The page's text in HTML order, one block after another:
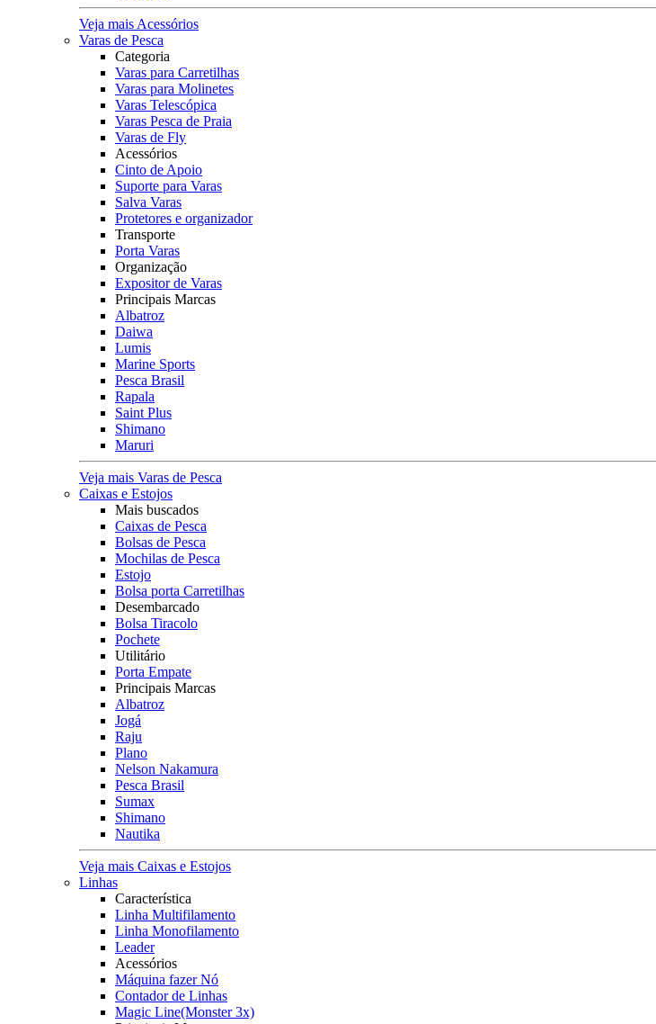
Veja mais Acessórios
Varas de Pesca
Categoria
Varas para Carretilhas
Varas para Molinetes
Varas Telescópica
Varas Pesca de Praia
Varas de Fly
Acessórios
Cinto de Apoio
Suporte para Varas
Salva Varas
Protetores e organizador
Transporte
Porta Varas
Organização
Expositor de Varas
Principais Marcas
Albatroz
Daiwa
Lumis
Marine Sports
Pesca Brasil
Rapala
Saint Plus
Shimano
Maruri
Veja mais Varas de Pesca
Caixas e Estojos
Mais buscados
Caixas de Pesca
Bolsas de Pesca
Mochilas de Pesca
Estojo
Bolsa porta Carretilhas
Desembarcado
Bolsa Tiracolo
Pochete
Utilitário
Porta Empate
Principais Marcas
Albatroz
Jogá
Raju
Plano
Nelson Nakamura
Pesca Brasil
Sumax
Shimano
Nautika
Veja mais Caixas e Estojos
Linhas
Característica
Linha Multifilamento
Linha Monofilamento
Leader
Acessórios
Máquina fazer Nó
Contador de Linhas
Magic Line(Monster 3x)